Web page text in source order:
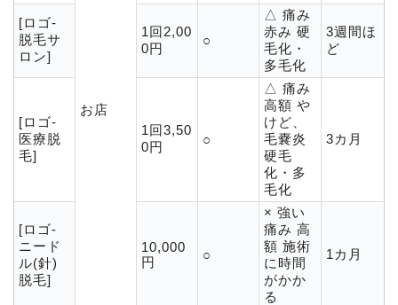
お店
[ロゴ-
脱毛サ
ロン]
1回2,00
0円
○
△ 痛み
赤み 硬
毛化・
多毛化
3週間ほ
ど
[ロゴ-
医療脱
毛]
1回3,50
0円
○
△ 痛み
高額 や
けど、
毛嚢炎
硬毛
化・多
毛化
3カ月
[ロゴ-
ニード
ル(針)
脱毛]
10,000
円
○
× 強い
痛み 高
額 施術
に時間
がかか
る
1カ月